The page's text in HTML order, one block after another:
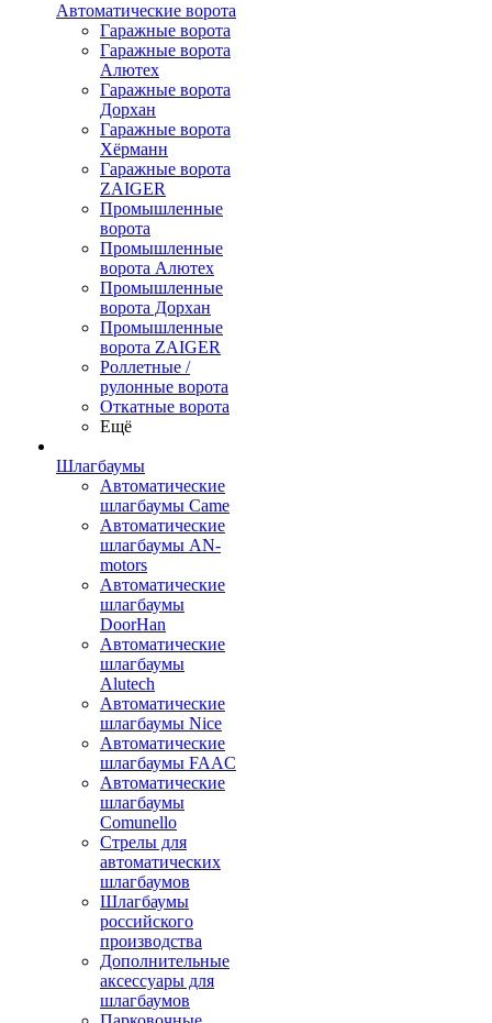
Автоматические ворота
Гаражные ворота
Гаражные ворота
Алютех
Гаражные ворота
Дорхан
Гаражные ворота
Хёрманн
Гаражные ворота
ZAIGER
Промышленные
ворота
Промышленные
ворота Алютех
Промышленные
ворота Дорхан
Промышленные
ворота ZAIGER
Роллетные /
рулонные ворота
Откатные ворота
Ещё
Шлагбаумы
Автоматические
шлагбаумы Came
Автоматические
шлагбаумы AN-
motors
Автоматические
шлагбаумы
DoorHan
Автоматические
шлагбаумы
Alutech
Автоматические
шлагбаумы Nice
Автоматические
шлагбаумы FAAC
Автоматические
шлагбаумы
Comunello
Стрелы для
автоматических
шлагбаумов
Шлагбаумы
российского
производства
Дополнительные
аксессуары для
шлагбаумов